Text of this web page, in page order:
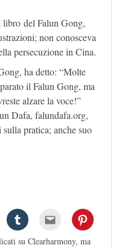
libro del Falun Gong,
non conosceva
persecuzione in Cina.
ha detto: “Molte
il Falun Gong, ma
alzare la voce!”
Dafa, falundafa.org,
pratica; anche suo
su Clearharmony, ma